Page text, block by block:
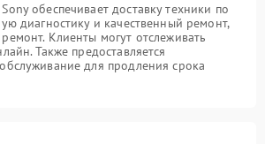
обеспечивает доставку техники по
диагностику и качественный ремонт,
Клиенты могут отслеживать
Также предоставляется
для продления срока